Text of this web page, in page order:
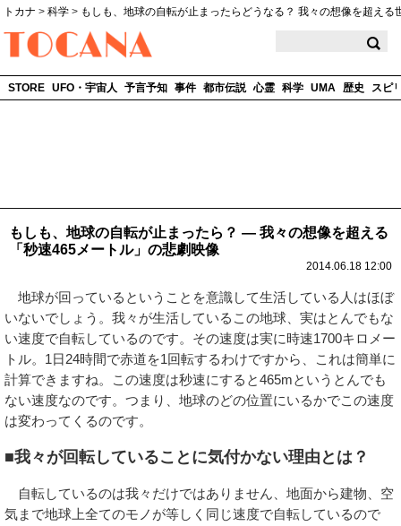
トカナ > 科学 > もしも、地球の自転が止まったらどうなる？ 我々の想像を超える
STORE UFO・宇宙人 予言予知 事件 都市伝説 心霊 科学 UMA 歴史 スピ
もしも、地球の自転が止まったら？ ― 我々の想像を超える
「秒速465メートル」の悲劇映像
2014.06.18 12:00
地球が回っているということを意識して生活している人はほぼ
いないでしょう。我々が生活しているこの地球、実はとんでもな
い速度で自転しているのです。その速度は実に時速1700キロメー
トル。1日24時間で赤道を1回転するわけですから、これは簡単に
計算できますね。この速度は秒速にすると465mというとんでも
ない速度なのです。つまり、地球のどの位置にいるかでこの速度
は変わってくるのです。
■我々が回転していることに気付かない理由とは？
自転しているのは我々だけではありません、地面から建物、空
気まで地球上全てのモノが等しく同じ速度で自転しているので